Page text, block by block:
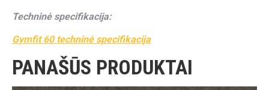
Techninė specifikacija:
Gymfit 60 techninė specifikacija
PANAŠŪS PRODUKTAI